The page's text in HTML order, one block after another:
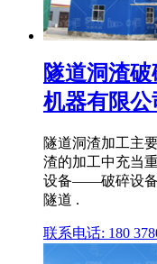
隧道洞渣
机器有限公
隧道洞渣加工主
渣的加工中充当
设备——破碎设备
隧道 .
联系电话: 180